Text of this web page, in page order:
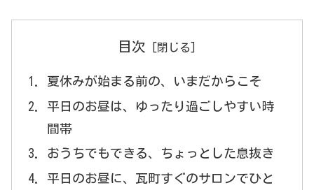
目次
夏休みが始まる前の、いまだからこそ
平日のお昼は、ゆったり過ごしやすい時
間帯
おうちでもできる、ちょっとした息抜き
平日のお昼に、瓦町すぐのサロンでひと